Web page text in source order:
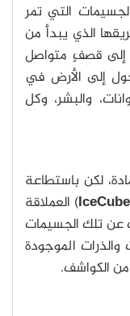
التي تمر
الذي يبدأ من
إلى قصفٍ متواصل
إلى الأرض في
والبشر، وكل
لكن باستطاعة
) العملاقة
عن تلك الجسيمات
الموجودة
الكواشف.